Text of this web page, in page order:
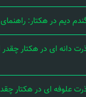
دیم در هکتار:
دانه ای در هکتار
علوفه ای در هکتار